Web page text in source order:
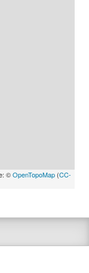
©OpenTopoMap (CC-